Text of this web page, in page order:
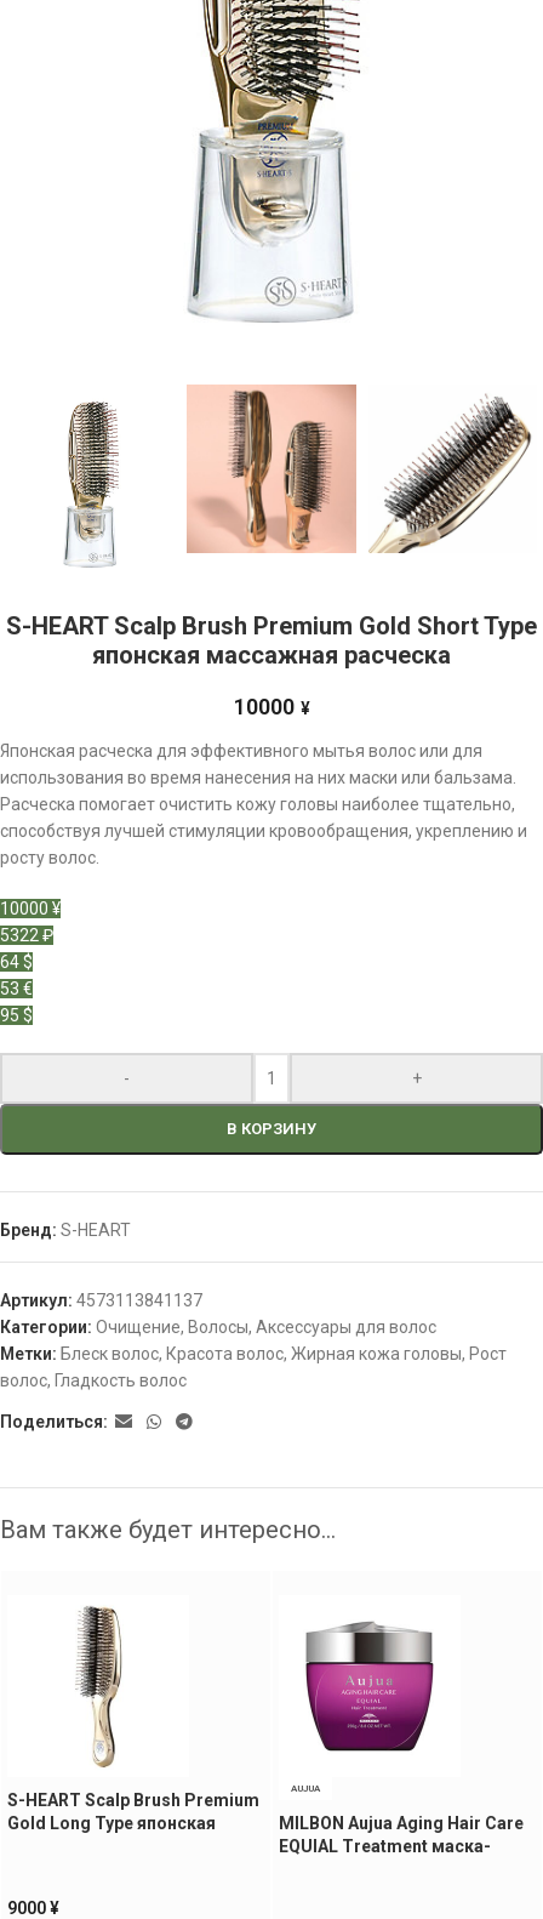
S-HEART Scalp Brush Premium Gold Short Type
японская массажная расческа
10000 ¥
Японская расческа для эффективного мытья волос или для
использования во время нанесения на них маски или бальзама.
Расческа помогает очистить кожу головы наиболее тщательно,
способствуя лучшей стимуляции кровообращения, укреплению и
росту волос.
10000 ¥
5322 ₽
64 $
53 €
95 $
- +
В КОРЗИНУ
Бренд: S-HEART
Артикул: 4573113841137
Категории: Очищение, Волосы, Аксессуары для волос
Метки: Блеск волос, Красота волос, Жирная кожа головы, Рост
волос, Гладкость волос
Поделиться:
Вам также будет интересно…
S-HEART Scalp Brush Premium
Gold Long Type японская
9000¥
AUJUA
MILBON Aujua Aging Hair Care
EQUIAL Treatment маска-